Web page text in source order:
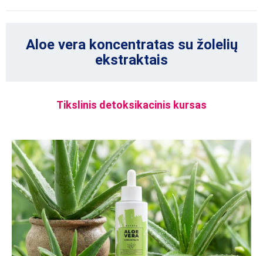
Aloe vera koncentratas su žolelių
ekstraktais
Tikslinis detoksikacinis kursas